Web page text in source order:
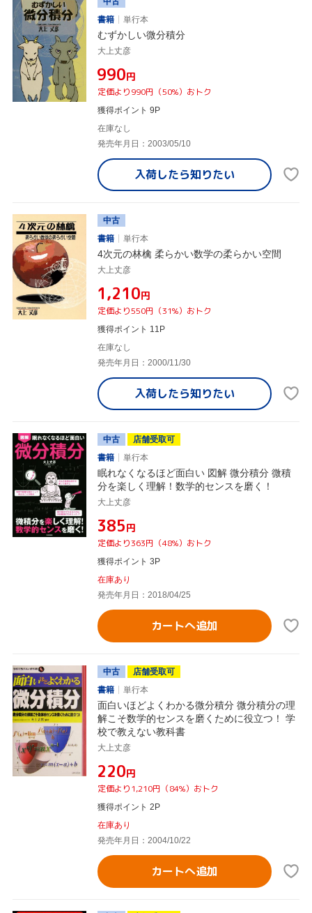
書籍
単行本
むずかしい微分積分
大上丈彦
¥990円
定価より990円（50%）おトク
獲得ポイント 9P
在庫なし
発売年月日：2003/05/10
入荷したら知りたい
中古
書籍
単行本
4次元の林檎 柔らかい数学の柔らかい空間
大上丈彦
¥1,210円
定価より550円（31%）おトク
獲得ポイント 11P
在庫なし
発売年月日：2000/11/30
入荷したら知りたい
中古
店舗受取可
書籍
単行本
眠れなくなるほど面白い 図解 微分積分 微積
分を楽しく理解！数学的センスを磨く！
大上丈彦
¥385円
定価より363円（48%）おトク
獲得ポイント 3P
在庫あり
発売年月日：2018/04/25
カートへ追加
中古
店舗受取可
書籍
単行本
面白いほどよくわかる微分積分 微分積分の理
解こそ数学的センスを磨くために役立つ！ 学
校で教えない教科書
大上丈彦
¥220円
定価より1,210円（84%）おトク
獲得ポイント 2P
在庫あり
発売年月日：2004/10/22
カートへ追加